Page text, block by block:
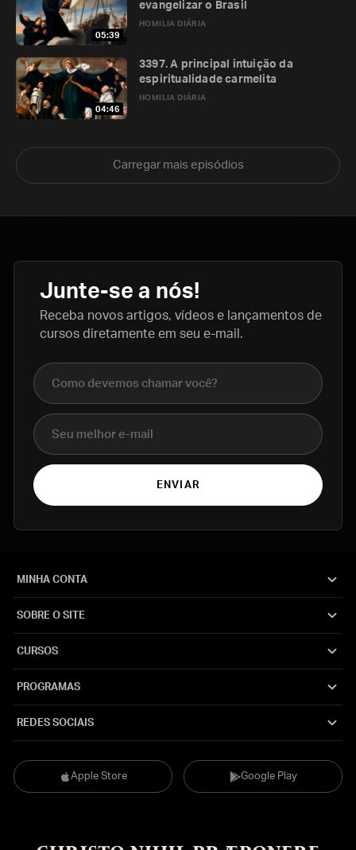
05:39
HOMILIA DIÁRIA
evangelizar o Brasil
04:46
HOMILIA DIÁRIA
3397. A principal intuição da
espiritualidade carmelita
Carregar mais episódios
Junte-se a nós!
Receba novos artigos, vídeos e lançamentos de
cursos diretamente em seu e-mail.
Nome completo
E-mail
ENVIAR
Apple Store Google Play
MINHA CONTA
SOBRE O SITE
CURSOS
PROGRAMAS
REDES SOCIAIS